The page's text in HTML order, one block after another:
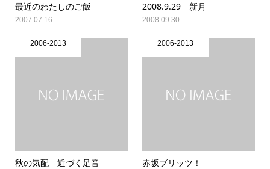
最近のわたしのご飯
2007.07.16
2008.9.29 新月
2008.09.30
2006-2013
秋の気配 近づく足音
2006-2013
赤坂ブリッツ！